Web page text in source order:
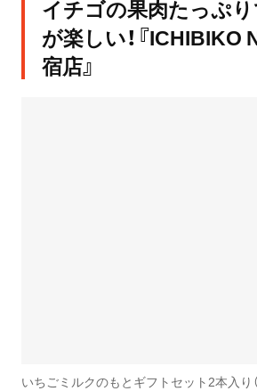
イチゴの果肉たっぷ
が楽しい！『ICHIBIKO
宿店』
いちごミルクのもとギフトセット2本入り